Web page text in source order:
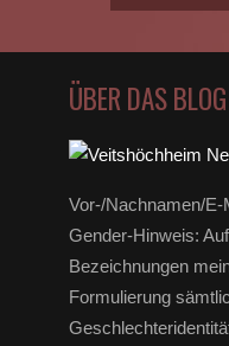
ÜBER DAS BLOG
Vor-/Nachnamen/E-
Gender-Hinweis:
Bezeichnungen
Formulierung